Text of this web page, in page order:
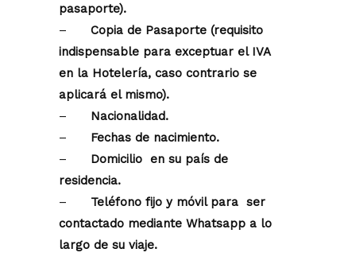
pasaporte).
– Copia de Pasaporte (requisito
indispensable para exceptuar el IVA
en la Hotelería, caso contrario se
aplicará el mismo).
– Nacionalidad.
– Fechas de nacimiento.
– Domicilio en su país de
residencia.
– Teléfono fijo y móvil para ser
contactado mediante Whatsapp a lo
largo de su viaje.